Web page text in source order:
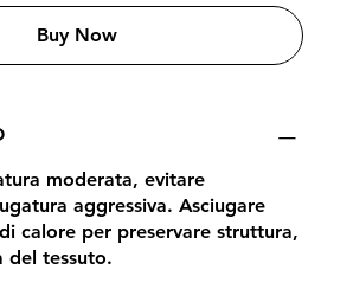
Buy Now
moderata, evitare
aggressiva. Asciugare
calore per preservare struttura,
del tessuto.